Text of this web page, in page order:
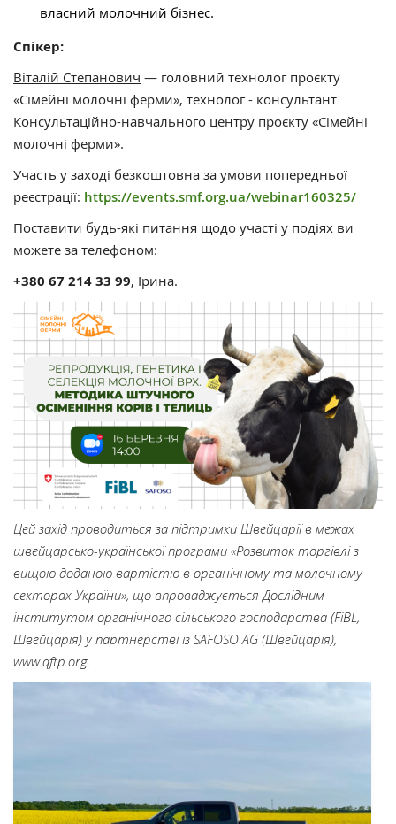
власний молочний бізнес.
Спікер:
Віталій Степанович — головний технолог проєкту
«Сімейні молочні ферми», технолог - консультант
Консультаційно-навчального центру проєкту «Сімейні
молочні ферми».
Участь у заході безкоштовна за умови попередньої
реєстрації: https://events.smf.org.ua/webinar160325/
Поставити будь-які питання щодо участі у подіях ви
можете за телефоном:
+380 67 214 33 99, Ірина.
Цей захід проводиться за підтримки Швейцарії в межах
швейцарсько-української програми «Розвиток торгівлі з
вищою доданою вартістю в органічному та молочному
секторах України», що впроваджується Дослідним
інститутом органічного сільського господарства (FiBL,
Швейцарія) у партнерстві із SAFOSO AG (Швейцарія),
www.qftp.org.